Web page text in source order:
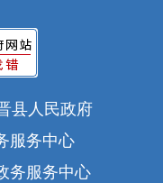
县人民政府
服务中心
务服务中心